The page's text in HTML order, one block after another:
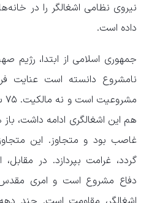
نیروی نظامی اشغالگر را در
داده است.
جمهوری اسلامی از ابتدا، رژیم
نامشروع دانسته است عنایت
هم این اشغالگری ادامه داشت،
غاصب بود و متجاوز. این
گردد، غرامت بپردازد. در مقابل،
دفاع مشروع است و امری مقدس.